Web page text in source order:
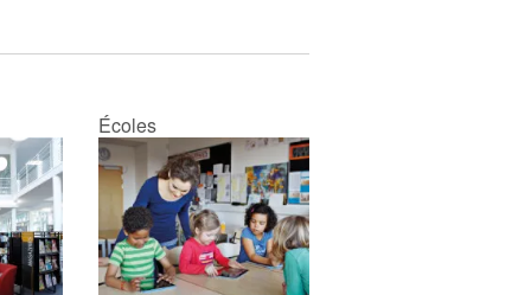
Écoles